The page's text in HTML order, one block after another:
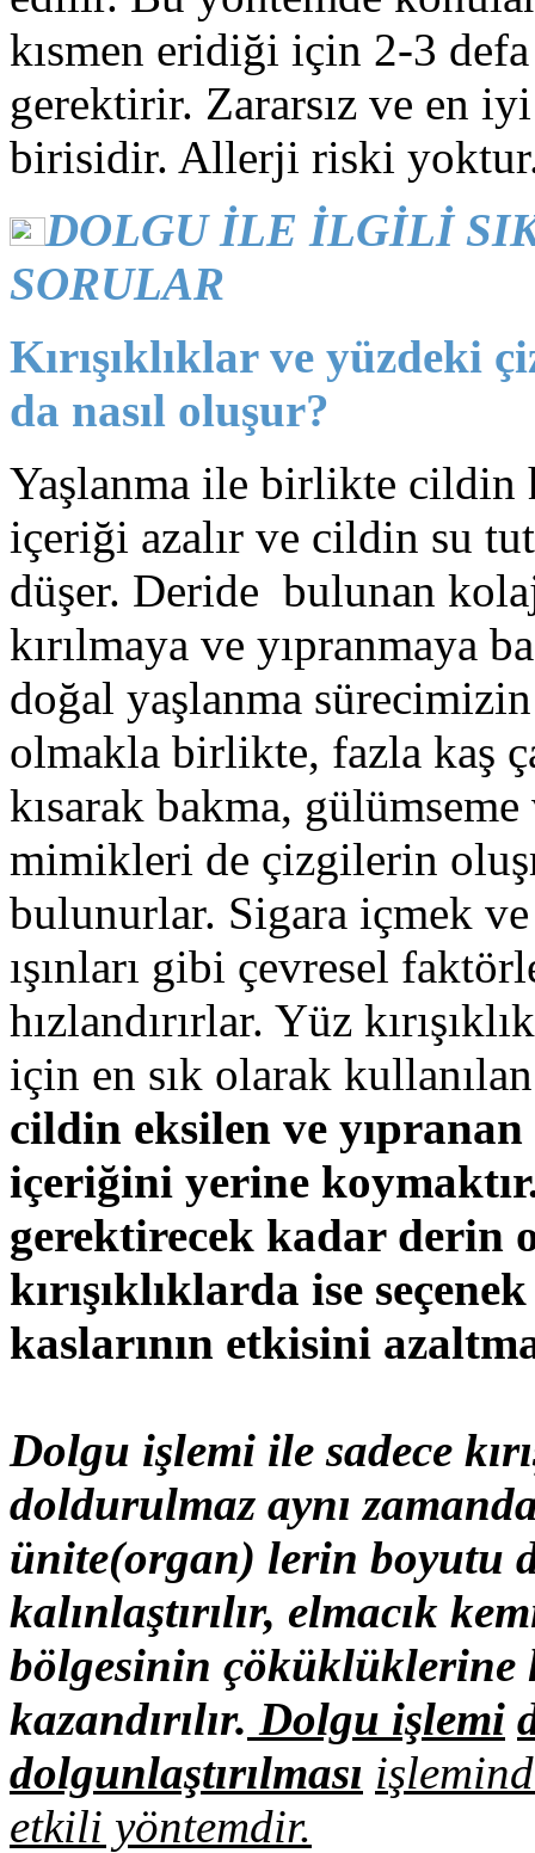
kısmen eridiği için 2-3
gerektirir. Zararsız ve en
birisidir. Allerji riski
DOLGU İLE İLGİLİ
SORULAR
Kırışıklıklar ve yüzdeki
da nasıl oluşur?
Yaşlanma ile birlikte cildin
içeriği azalır ve cildin su
düşer. Deride bulunan
kırılmaya ve yıpranmaya
doğal yaşlanma
olmakla birlikte, fazla kaş
kısarak bakma,
mimikleri de çizgilerin
bulunurlar. Sigara içmek
ışınları gibi çevresel
hızlandırırlar. Yüz
için en sık olarak
cildin eksilen ve
içeriğini yerine
gerektirecek kadar derin
kırışıklıklarda ise
kaslarının etkisini
Dolgu işlemi ile sadece
doldurulmaz aynı
ünite(organ) lerin boyutu
kalınlaştırılır, elmacık
bölgesinin çöküklüklerine
kazandırılır. Dolgu işlemi
dolgunlaştırılması
etkili yöntemdir.